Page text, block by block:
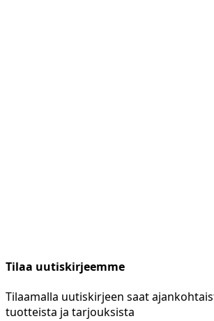
Tilaa uutiskirjeemme
Tilaamalla uutiskirjeen saat
tuotteista ja tarjouksista